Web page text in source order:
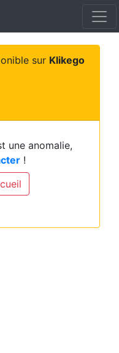
sur Klikego
une anomalie,
!